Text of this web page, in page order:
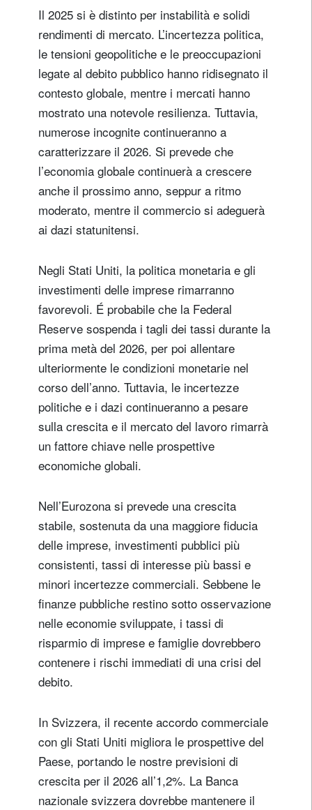
Il 2025 si è distinto per instabilità e solidi
rendimenti di mercato. L’incertezza politica,
le tensioni geopolitiche e le preoccupazioni
legate al debito pubblico hanno ridisegnato il
contesto globale, mentre i mercati hanno
mostrato una notevole resilienza. Tuttavia,
numerose incognite continueranno a
caratterizzare il 2026. Si prevede che
l’economia globale continuerà a crescere
anche il prossimo anno, seppur a ritmo
moderato, mentre il commercio si adeguerà
ai dazi statunitensi.
Negli Stati Uniti, la politica monetaria e gli
investimenti delle imprese rimarranno
favorevoli. É probabile che la Federal
Reserve sospenda i tagli dei tassi durante la
prima metà del 2026, per poi allentare
ulteriormente le condizioni monetarie nel
corso dell’anno. Tuttavia, le incertezze
politiche e i dazi continueranno a pesare
sulla crescita e il mercato del lavoro rimarrà
un fattore chiave nelle prospettive
economiche globali.
Nell’Eurozona si prevede una crescita
stabile, sostenuta da una maggiore fiducia
delle imprese, investimenti pubblici più
consistenti, tassi di interesse più bassi e
minori incertezze commerciali. Sebbene le
finanze pubbliche restino sotto osservazione
nelle economie sviluppate, i tassi di
risparmio di imprese e famiglie dovrebbero
contenere i rischi immediati di una crisi del
debito.
In Svizzera, il recente accordo commerciale
con gli Stati Uniti migliora le prospettive del
Paese, portando le nostre previsioni di
crescita per il 2026 all’1,2%. La Banca
nazionale svizzera dovrebbe mantenere il